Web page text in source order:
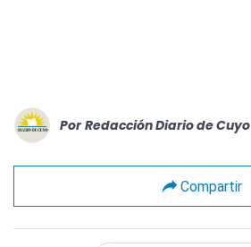
Por Redacción Diario de Cuyo
Compartir